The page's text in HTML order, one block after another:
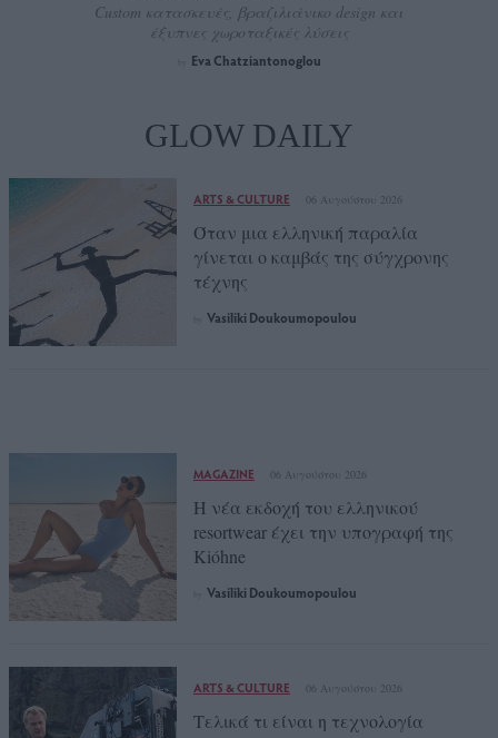
Custom κατασκευές, βραζιλιάνικο design και
έξυπνες χωροταξικές λύσεις
Eva Chatziantonoglou
GLOW DAILY
ARTS & CULTURE 06 Αυγούστου 2026
Όταν μια ελληνική παραλία
γίνεται ο καμβάς της σύγχρονης
τέχνης
Vasiliki Doukoumopoulou
MAGAZINE 06 Αυγούστου 2026
Η νέα εκδοχή του ελληνικού
resortwear έχει την υπογραφή της
Kióhne
Vasiliki Doukoumopoulou
ARTS & CULTURE 06 Αυγούστου 2026
Τελικά τι είναι η τεχνολογία